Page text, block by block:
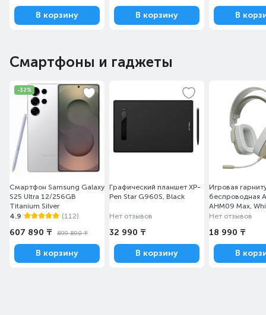
В корзину В корзину В
Смартфоны и гаджеты
-32%
Смартфон Samsung Galaxy
S25 Ultra 12/256GB
Titanium Silver
4.9
(112)
607 890 ₸ 899 890 ₸
В корзину
Графический планшет XP-
Pen Star G960S, Black
Нет отзывов
32 990 ₸
В корзину
Игровая
беспроводная
AHM09 Max,
(AHM09/MAX/
Нет отзывов
18 990 ₸
В